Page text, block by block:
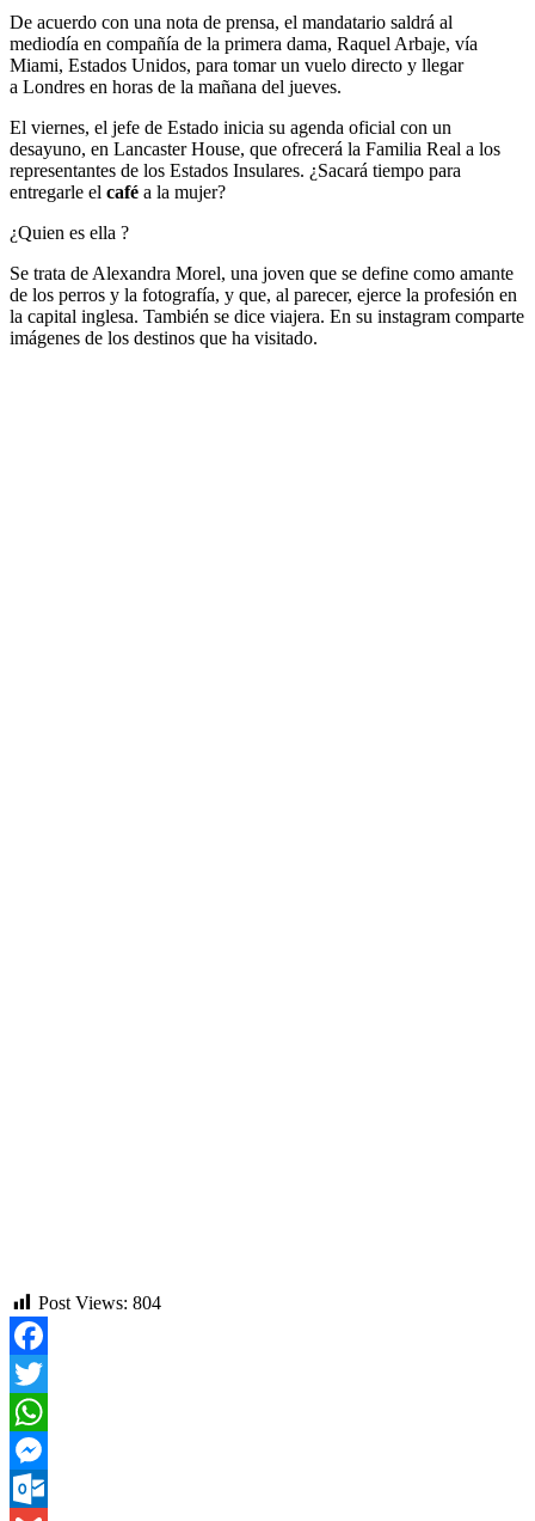
De acuerdo con una nota de prensa, el mandatario saldrá al
mediodía en compañía de la primera dama, Raquel Arbaje, vía
Miami, Estados Unidos, para tomar un vuelo directo y llegar
a Londres en horas de la mañana del jueves.
El viernes, el jefe de Estado inicia su agenda oficial con un
desayuno, en Lancaster House, que ofrecerá la Familia Real a los
representantes de los Estados Insulares. ¿Sacará tiempo para
entregarle el café a la mujer?
¿Quien es ella ?
Se trata de Alexandra Morel, una joven que se define como amante
de los perros y la fotografía, y que, al parecer, ejerce la profesión en
la capital inglesa. También se dice viajera. En su instagram comparte
imágenes de los destinos que ha visitado.
Post Views: 804
Facebook
Twitter
WhatsApp
Messenger